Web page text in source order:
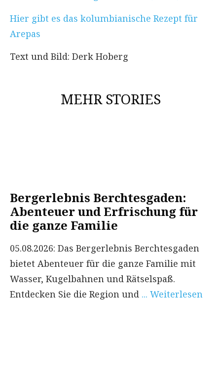
Hier gibt es das kolumbianische Rezept für
Arepas
Text und Bild: Derk Hoberg
MEHR STORIES
Bergerlebnis Berchtesgaden:
Abenteuer und Erfrischung für
die ganze Familie
05.08.2026: Das Bergerlebnis Berchtesgaden
bietet Abenteuer für die ganze Familie mit
Wasser, Kugelbahnen und Rätselspaß.
Entdecken Sie die Region und ... Weiterlesen